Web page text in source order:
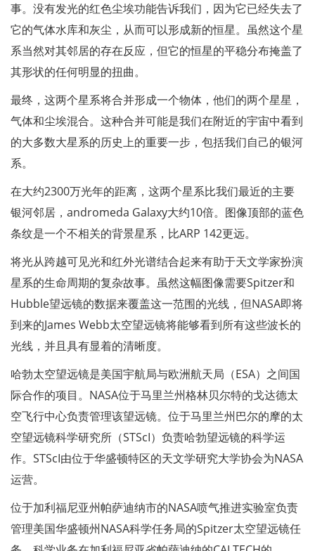
事。没有发光的红色尘埃功能告诉我们，因为它已经失去了
它的气体水库和灰尘，从而可以形成新的恒星。虽然这个星
系当然对其邻居的存在反应，但它的恒星的平稳分布掩盖了
其形状的任何明显的扭曲。
最终，这两个星系将合并形成一个物体，他们的两个星星，
气体和尘埃混合。这种合并可能是我们在附近的宇宙中看到
的大多数大星系的历史上的重要一步，包括我们自己的银河
系。
在大约2300万光年的距离，这两个星系比我们最近的主要
银河邻居，andromeda Galaxy大约10倍。图像顶部的蓝色
条纹是一个不相关的背景星系，比ARP 142更远。
将光从跨越可见光和红外光谱结合起来有助于天文学家扮演
星系的生命周期的复杂故事。虽然这幅图像需要Spitzer和
Hubble望远镜的数据来覆盖这一范围的光线，但NASA即将
到来的James Webb太空望远镜将能够看到所有这些波长的
光线，并且具有显着的清晰度。
哈勃太空望远镜是美国宇航局与欧洲航天局（ESA）之间国
际合作的项目。NASA位于马里兰州格林贝尔特的戈达德太
空飞行中心负责管理该望远镜。位于马里兰州巴尔的摩的太
空望远镜科学研究所（STScI）负责哈勃望远镜的科学运
作。STScI由位于华盛顿特区的天文学研究大学协会为NASA
运营。
位于加利福尼亚州帕萨迪纳市的NASA喷气推进实验室负责
管理美国华盛顿州NASA科学任务局的Spitzer太空望远镜任